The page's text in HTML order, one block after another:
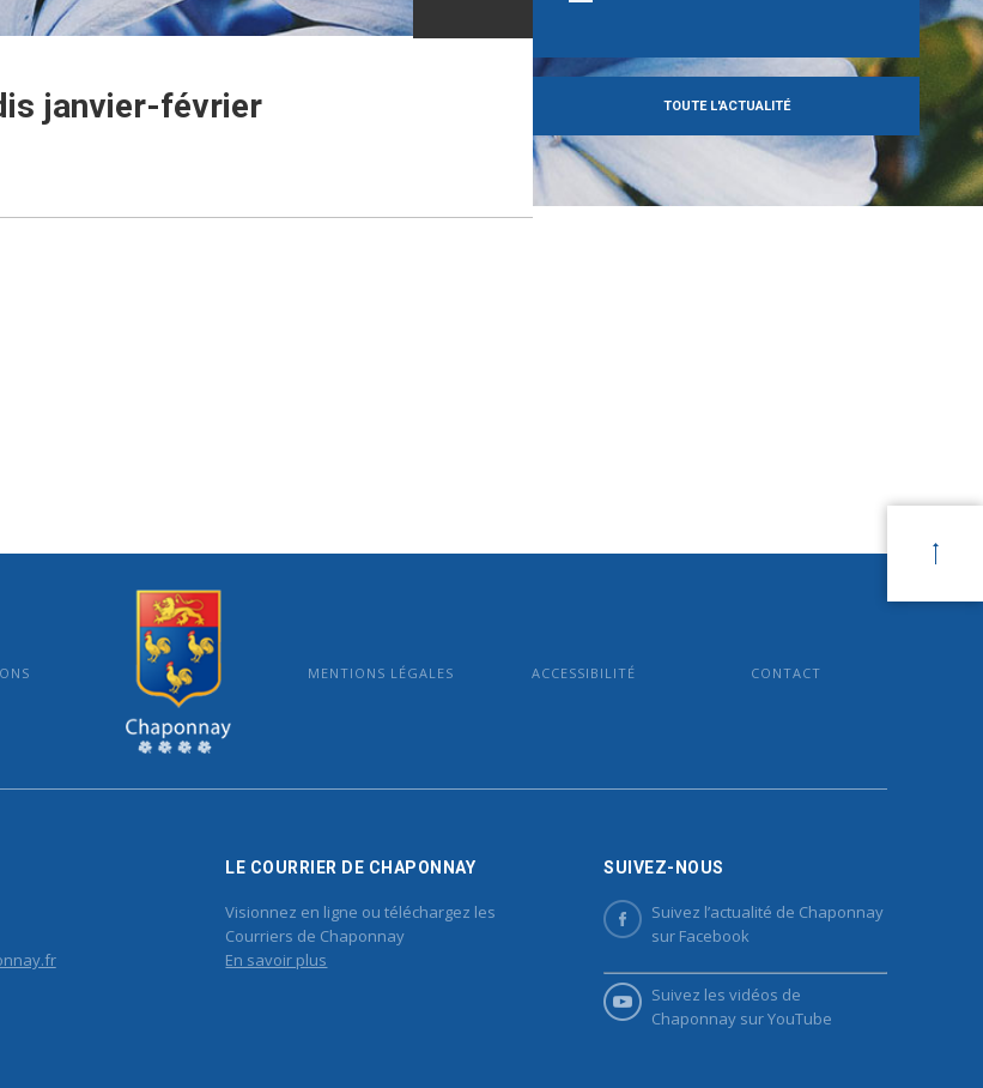
janvier-février TOUTE L'ACTUALITÉ
MENTIONS LÉGALES ACCESSIBILITÉ CONTACT
LE COURRIER DE CHAPONNAY
Visionnez en ligne ou téléchargez les
Courriers de Chaponnay
En savoir plus
SUIVEZ-NOUS
Suivez l’actualité de Chaponnay
sur Facebook
Suivez les vidéos de
Chaponnay sur YouTube